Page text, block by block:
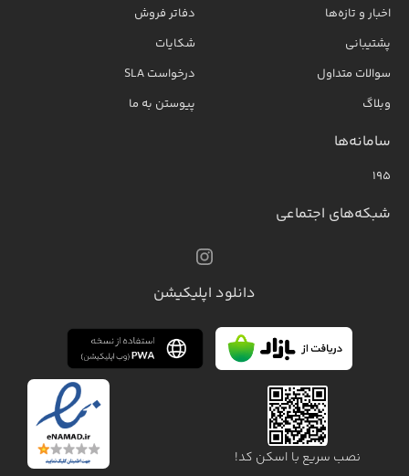
اخبار و تازه‌ها
پشتیبانی
سوالات متداول
وبلاگ
دفاتر فروش
شکایات
درخواست SLA
پیوستن به ما
سامانه‌ها
۱۹۵
شبکه‌های اجتماعی
دانلود اپلیکیشن
نصب سریع با اسکن کد!